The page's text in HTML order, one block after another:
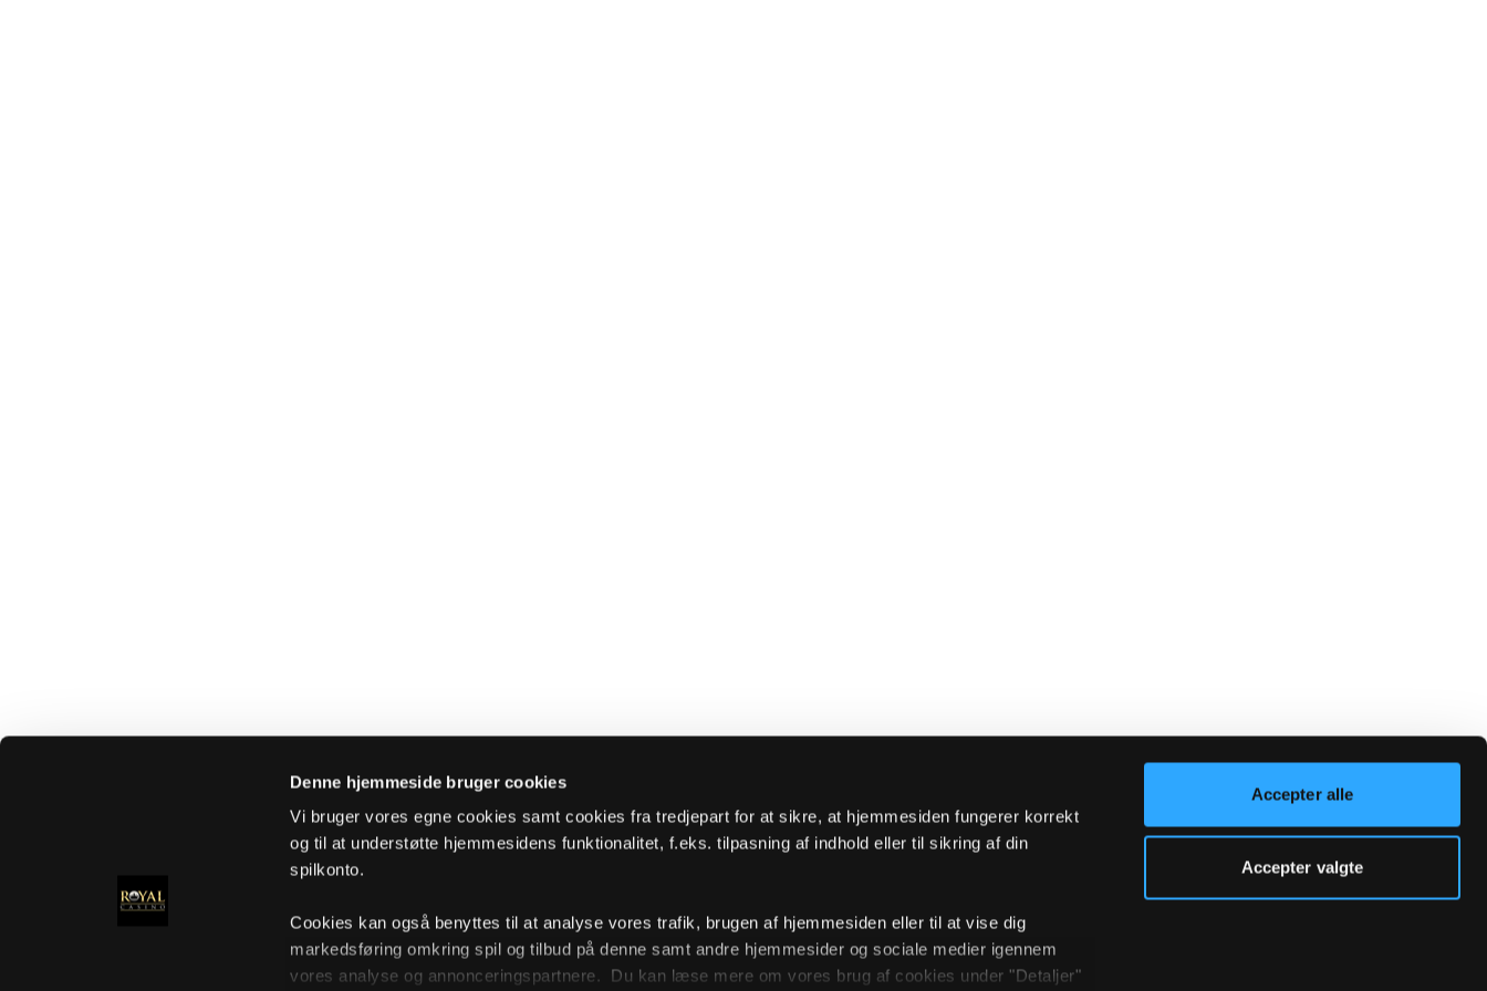
Denne hjemmeside bruger cookies
Vi bruger vores egne cookies samt cookies fra tredjepart for at sikre, at hjemmesiden fungerer korrekt
og til at understøtte hjemmesidens funktionalitet, f.eks. tilpasning af indhold eller til sikring af din
spilkonto.
Cookies kan også benyttes til at analyse vores trafik, brugen af hjemmesiden eller til at vise dig
markedsføring omkring spil og tilbud på denne samt andre hjemmesider og sociale medier igennem
vores analyse og annonceringspartnere. Du kan læse mere om vores brug af cookies under "Detaljer"
Accepter alle
Accepter valgte